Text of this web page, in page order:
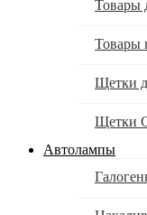
Товары
Товары
Щетки
Щетки
Автолампы